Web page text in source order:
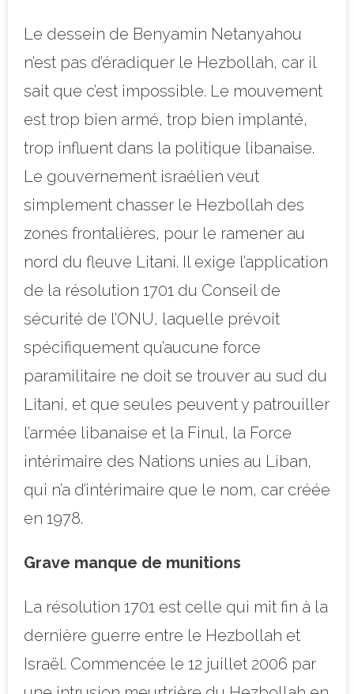
Le dessein de Benyamin Netanyahou
n’est pas d’éradiquer le Hezbollah, car il
sait que c’est impossible. Le mouvement
est trop bien armé, trop bien implanté,
trop influent dans la politique libanaise.
Le gouvernement israélien veut
simplement chasser le Hezbollah des
zones frontalières, pour le ramener au
nord du fleuve Litani. Il exige l’application
de la résolution 1701 du Conseil de
sécurité de l’ONU, laquelle prévoit
spécifiquement qu’aucune force
paramilitaire ne doit se trouver au sud du
Litani, et que seules peuvent y patrouiller
l’armée libanaise et la Finul, la Force
intérimaire des Nations unies au Liban,
qui n’a d’intérimaire que le nom, car créée
en 1978.
Grave manque de munitions
La résolution 1701 est celle qui mit fin à la
dernière guerre entre le Hezbollah et
Israël. Commencée le 12 juillet 2006 par